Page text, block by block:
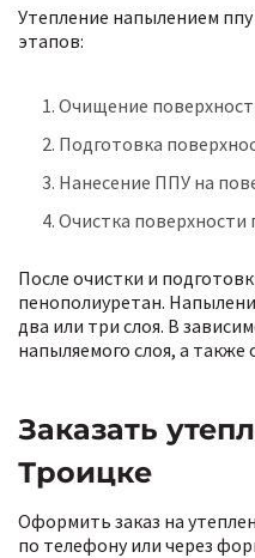
Утепление напылением
этапов:
Очищение
Подготовка
Нанесение ППУ на
Очистка поверхности
После очистки и
пенополиуретан.
два или три слоя. В
напыляемого слоя, а
Заказать
Троицке
Оформить заказ на
по телефону или через